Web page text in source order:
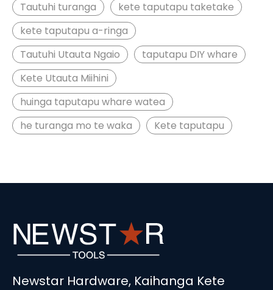
Tautuhi turanga
kete taputapu taketake
kete taputapu a-ringa
Tautuhi Utauta Ngaio
taputapu DIY whare
Kete Utauta Miihini
huinga taputapu whare watea
he turanga mo te waka
Kete taputapu
Newstar Hardware, Kaihanga Kete